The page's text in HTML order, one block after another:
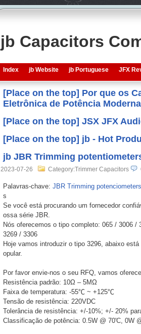
jb Capacitors
Index jb Website jb Portuguese JFX
[Place on the top] Por que os
Eletrônica de Potência Moderna
[Place on the top] JSX JFX
[Place on the top] jb - Hot
jb JBR Trimming
2023-07-26 Category:Trimmer Capacitors
Palavras-chave: JBR Trimming potenciometers
s
Se você está procurando um fornecedor
ossa série JBR.
Nós oferecemos o tipo completo: 065 / 3006
3269 / 3306
Hoje vamos introduzir o tipo 3296, abaixo
opular.
Por favor envie-nos o seu RFQ, vamos
Resistência padrão: 10Ω – 5MΩ
Faixa de temperatura: -55℃ ~ +125℃
Tensão de resistência: 220VDC
Tolerância de resistência: +/-10%; +/- 20%
Classificação de potência: 0.5W @ 70'C, 0W